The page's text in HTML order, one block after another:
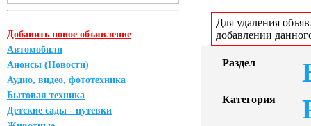
Добавить новое объявление
Автомобили
Анонсы (Новости)
Аудио, видео, фототехника
Бытовая техника
Детские сады - путевки
Для удаления
добавлении
Раздел
Категория